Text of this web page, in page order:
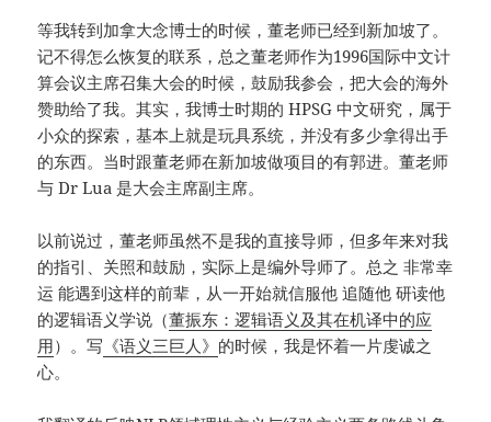
等我转到加拿大念博士的时候，董老师已经到新加坡了。
记不得怎么恢复的联系，总之董老师作为1996国际中文计
算会议主席召集大会的时候，鼓励我参会，把大会的海外
赞助给了我。其实，我博士时期的 HPSG 中文研究，属于
小众的探索，基本上就是玩具系统，并没有多少拿得出手
的东西。当时跟董老师在新加坡做项目的有郭进。董老师
与 Dr Lua 是大会主席副主席。
以前说过，董老师虽然不是我的直接导师，但多年来对我
的指引、关照和鼓励，实际上是编外导师了。总之 非常幸
运 能遇到这样的前辈，从一开始就信服他 追随他 研读他
的逻辑语义学说（董振东：逻辑语义及其在机译中的应
用）。写 《语义三巨人》 的时候，我是怀着一片虔诚之
心。